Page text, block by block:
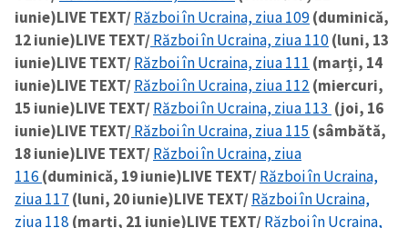
iunie)LIVE TEXT/Război în Ucraina, ziua 109(duminică,
12 iunie)LIVE TEXT/Război în Ucraina, ziua 110(luni, 13
iunie)LIVE TEXT/Război în Ucraina, ziua 111 (marți, 14
iunie)LIVE TEXT/Război în Ucraina, ziua 112 (miercuri,
15 iunie)LIVE TEXT/Război în Ucraina, ziua 113 (joi, 16
iunie)LIVE TEXT/Război în Ucraina, ziua 115 (sâmbătă,
18 iunie)LIVE TEXT/Război în Ucraina, ziua
116 (duminică, 19 iunie)LIVE TEXT/Război în Ucraina,
ziua 117 (luni, 20 iunie)LIVE TEXT/Război în Ucraina,
ziua 118 (marți, 21 iunie)LIVE TEXT/Război în Ucraina,